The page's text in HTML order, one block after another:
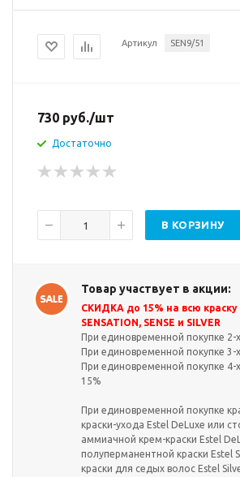
Артикул SEN9/51
730 руб./шт
Достаточно
В КОРЗИНУ
Товар участвует в акции:
СКИДКА до 15% на всю краску
SENSATION, SENSE и SILVER
При единовременной покупке 2-
При единовременной покупке 3-
При единовременной покупке 4-
15%
При единовременной покупке
краски-ухода Estel DeLuxe или
аммиачной крем-краски Estel
полуперманентной краски Estel
краски для седых волос Estel